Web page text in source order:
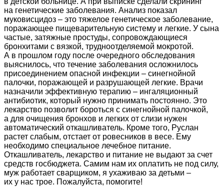
на генетические заболевания. Анализ показал
муковисцидоз – это тяжелое генетическое заболевание,
поражающее пищеварительную систему и легкие. У сына
частые, затяжные простуды, сопровождающиеся
бронхитами с вязкой, трудноотделяемой мокротой.
А в прошлом году после очередного обследования
выяснилось, что течение заболевания осложнилось
присоединением опасной инфекции – синегнойной
палочки, поражающей и разрушающей легкие. Врачи
назначили эффективную терапию – ингаляционный
антибиотик, который нужно принимать постоянно. Это
лекарство позволит бороться с синегнойной палочкой,
а для очищения бронхов и легких от слизи нужен
автоматический откашливатель. Кроме того, Руслан
растет слабым, отстает от ровесников в весе. Ему
необходимо специальное лечебное питание.
Откашливатель, лекарство и питание не выдают за счет
средств госбюджета. Самим нам их оплатить не под силу,
муж работает сварщиком, я ухаживаю за детьми –
их у нас трое. Пожалуйста, помогите!